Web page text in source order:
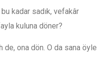
kadar sadık, vefakâr
kuluna döner?
de, ona dön. O da sana öyle